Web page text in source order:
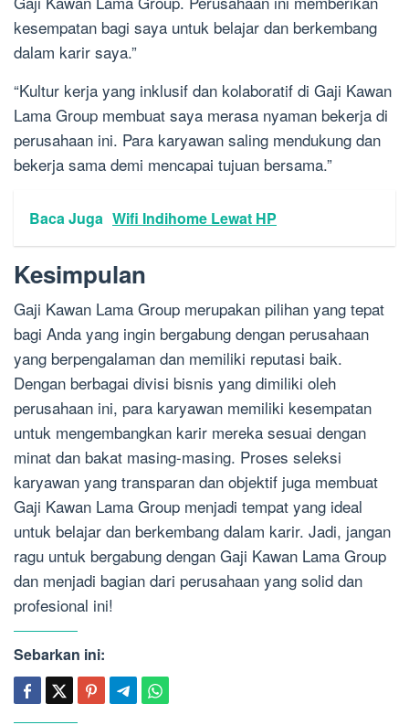
kesempatan bagi saya untuk belajar dan berkembang
dalam karir saya.”
“Kultur kerja yang inklusif dan kolaboratif di Gaji Kawan
Lama Group membuat saya merasa nyaman bekerja di
perusahaan ini. Para karyawan saling mendukung dan
bekerja sama demi mencapai tujuan bersama.”
Baca Juga Wifi Indihome Lewat HP
Kesimpulan
Gaji Kawan Lama Group merupakan pilihan yang tepat
bagi Anda yang ingin bergabung dengan perusahaan
yang berpengalaman dan memiliki reputasi baik.
Dengan berbagai divisi bisnis yang dimiliki oleh
perusahaan ini, para karyawan memiliki kesempatan
untuk mengembangkan karir mereka sesuai dengan
minat dan bakat masing-masing. Proses seleksi
karyawan yang transparan dan objektif juga membuat
Gaji Kawan Lama Group menjadi tempat yang ideal
untuk belajar dan berkembang dalam karir. Jadi, jangan
ragu untuk bergabung dengan Gaji Kawan Lama Group
dan menjadi bagian dari perusahaan yang solid dan
profesional ini!
Sebarkan ini: